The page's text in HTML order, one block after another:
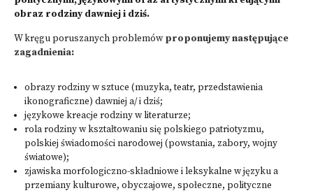
obraz rodziny dawniej i dziś.
W kręgu poruszanych problemówproponujemy następujące
zagadnienia:
obrazy rodziny w sztuce (muzyka, teatr, przedstawienia
ikonograficzne) dawniej a/ i dziś;
językowe kreacje rodziny w literaturze;
rola rodziny w kształtowaniu się polskiego patriotyzmu,
polskiej świadomości narodowej (powstania, zabory, wojny
światowe);
zjawiska morfologiczno-składniowe i leksykalne w języku a
przemiany kulturowe, obyczajowe, społeczne, polityczne